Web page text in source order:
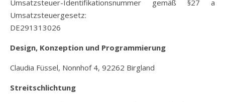
Umsatzsteuer-Identifikationsnummer gemäß §27 a
Umsatzsteuergesetz:
DE291313026
Design, Konzeption und Programmierung
Claudia Füssel, Nonnhof 4, 92262 Birgland
Streitschlichtung